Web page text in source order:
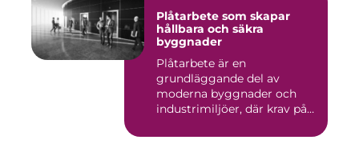
Plåtarbete som skapar
hållbara och säkra
byggnader
Plåtarbete är en
grundläggande del av
moderna byggnader och
industrimiljöer, där krav på